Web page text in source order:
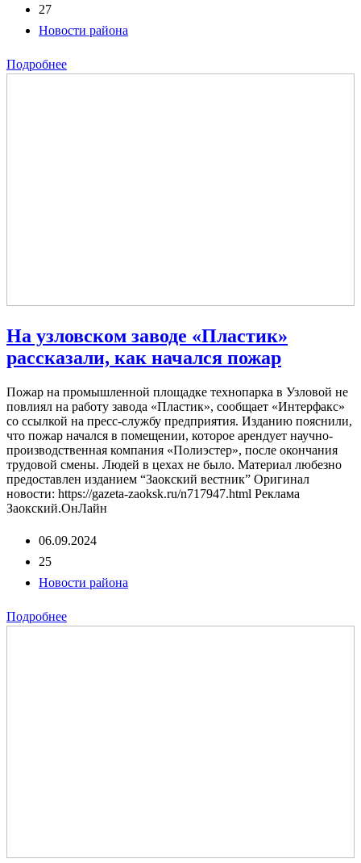
27
Новости района
Подробнее
На узловском заводе «Пластик»
рассказали, как начался пожар
Пожар на промышленной площадке технопарка в Узловой не
повлиял на работу завода «Пластик», сообщает «Интерфакс»
со ссылкой на пресс-службу предприятия. Изданию пояснили,
что пожар начался в помещении, которое арендует научно-
производственная компания «Полиэстер», после окончания
трудовой смены. Людей в цехах не было. Материал любезно
предоставлен изданием “Заокский вестник” Оригинал
новости: https://gazeta-zaoksk.ru/n717947.html Реклама
Заокский.ОнЛайн
06.09.2024
25
Новости района
Подробнее